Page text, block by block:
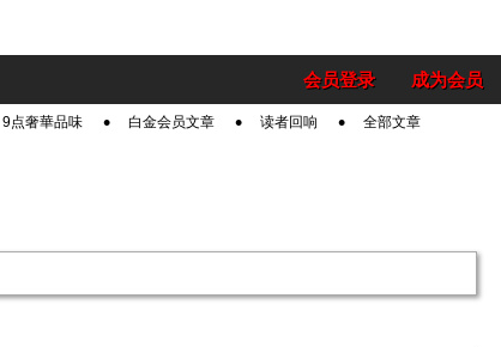
成为会员
会员登录
9点奢華品味 白金会员文章 读者回响 全部文章